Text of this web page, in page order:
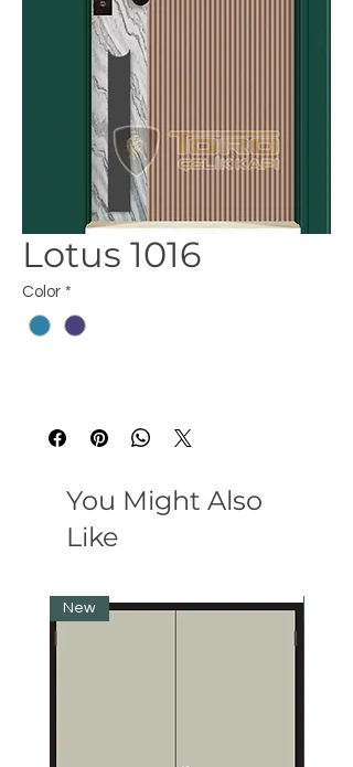
Lotus 1016
Color *
You Might Also
Like
New